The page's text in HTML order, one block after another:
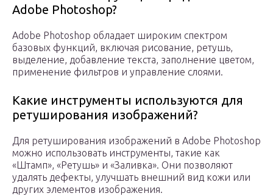
Adobe Photoshop?
Adobe Photoshop обладает широким спектром
базовых функций, включая рисование, ретушь,
выделение, добавление текста, заполнение цветом,
применение фильтров и управление слоями.
Какие инструменты используются для
ретуширования изображений?
Для ретуширования изображений в Adobe Photoshop
можно использовать инструменты, такие как
«Штамп», «Ретушь» и «Заливка». Они позволяют
удалять дефекты, улучшать внешний вид кожи или
других элементов изображения.